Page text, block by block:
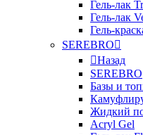
Гель-лак
Гель-лак
Гель-
SEREBRO
Назад
SEREBRO
Базы и
Жидкий
Acryl Gel